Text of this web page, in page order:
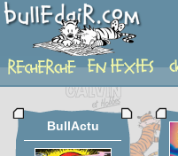
album
BullActu